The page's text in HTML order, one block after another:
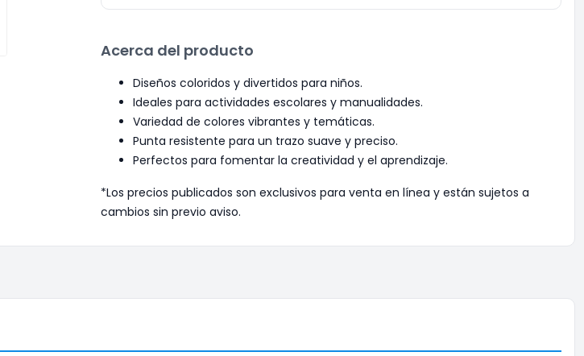
Acerca del producto
Diseños coloridos y divertidos para niños.
Ideales para actividades escolares y manualidades.
Variedad de colores vibrantes y temáticas.
Punta resistente para un trazo suave y preciso.
Perfectos para fomentar la creatividad y el aprendizaje.
*Los precios publicados son exclusivos para venta en línea y están sujetos a
cambios sin previo aviso.